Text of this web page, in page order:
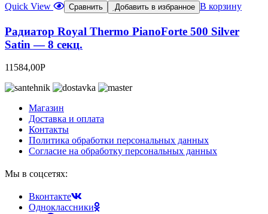
Quick View Сравнить Добавить в избранное В корзину
Радиатор Royal Thermo PianoForte 500 Silver
Satin — 8 секц.
11584,00Р
Магазин
Доставка и оплата
Контакты
Политика обработки персональных данных
Согласие на обработку персональных данных
Мы в соцсетях:
Вконтакте
Одноклассники